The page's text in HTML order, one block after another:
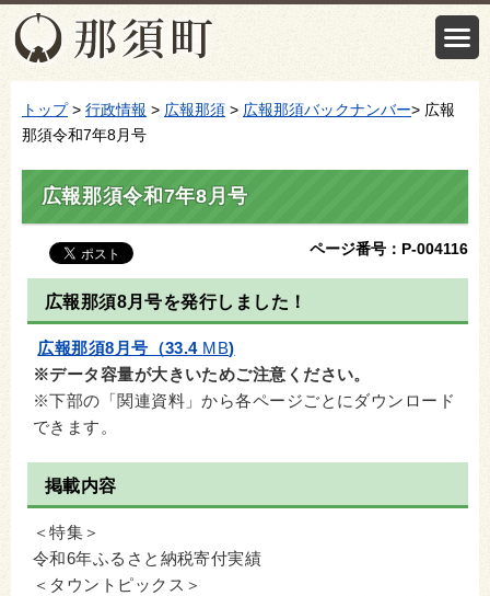
トップ> 行政情報 > 広報那須 > 広報那須バックナンバー> 広報
那須令和7年8月号
広報那須令和7年8月号
ページ番号：P-004116
広報那須8月号を発行しました！
広報那須8月号（33.4 MB)
※データ容量が大きいためご注意ください。
※下部の「関連資料」から各ページごとにダウンロード
できます。
掲載内容
＜特集＞
令和6年ふるさと納税寄付実績
＜タウントピックス＞